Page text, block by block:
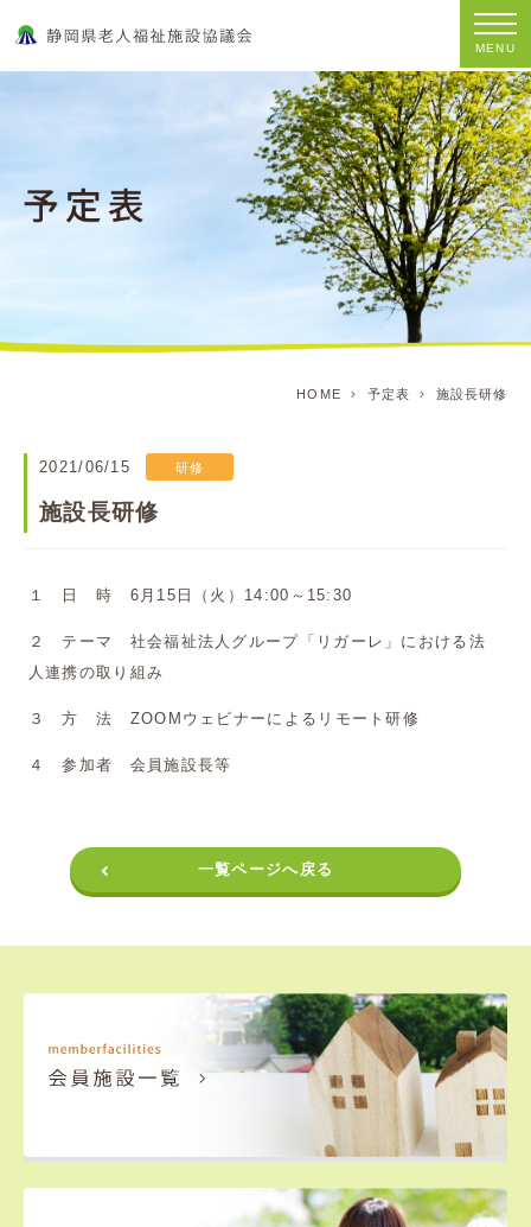
MENU
HOME 予定表 施設長研修
2021/06/15 研修
施設長研修
１ 日 時 6月15日（火）14:00～15:30
２ テーマ 社会福祉法人グループ「リガーレ」における法
人連携の取り組み
３ 方 法 ZOOMウェビナーによるリモート研修
４ 参加者 会員施設長等
一覧ページへ戻る